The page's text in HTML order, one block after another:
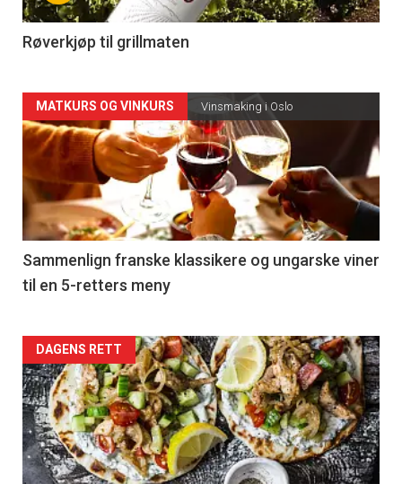
4
Røverkjøp til grillmaten
Forsiden
akkurat
nå
-
5
MATKURS OG VINKURS Vinsmaking i Oslo
Sammenlign franske klassikere og ungarske viner
til en 5-retters meny
Forsiden
akkurat
nå
-
DAGENS RETT